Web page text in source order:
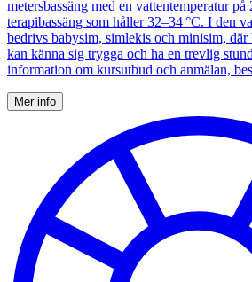
metersbassäng med en vattentemperatur på
terapibassäng som håller 32–34 °C. I den
bedrivs babysim, simlekis och minisim, där
kan känna sig trygga och ha en trevlig
information om kursutbud och anmälan,
Mer info